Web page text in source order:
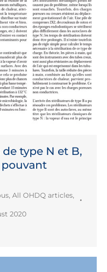
type N et B,
, All OHDQ articles,
2020